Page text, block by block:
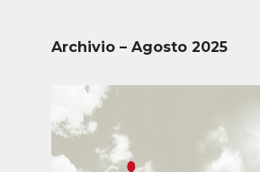
Archivio – Agosto 2025